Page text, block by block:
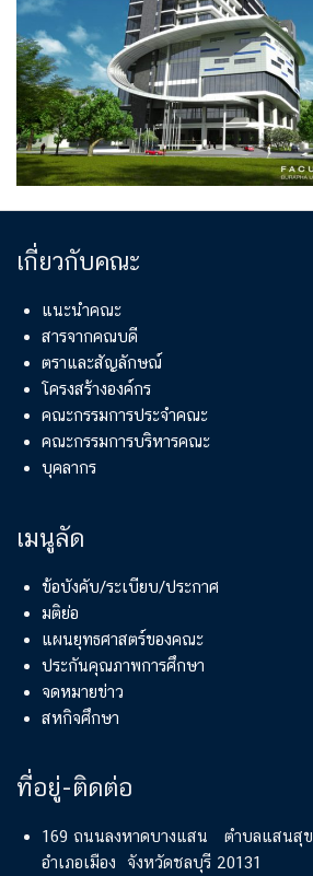
เกี่ยวกับคณะ
แนะนำคณะ
สารจากคณบดี
ตราและสัญลักษณ์
โครงสร้างองค์กร
คณะกรรมการประจำคณะ
คณะกรรมการบริหารคณะ
บุคลากร
เมนูลัด
ข้อบังคับ/ระเบียบ/ประกาศ
มติย่อ
แผนยุทธศาสตร์ของคณะ
ประกันคุณภาพการศึกษา
จดหมายข่าว
สหกิจศึกษา
ที่อยู่-ติดต่อ
169 ถนนลงหาดบางแสน ตำบลแสนสุข
อำเภอเมือง จังหวัดชลบุรี 20131